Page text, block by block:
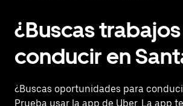
¿Buscas
conducir en
¿Buscas oportunidades para
Prueba usar la app de Uber. La app